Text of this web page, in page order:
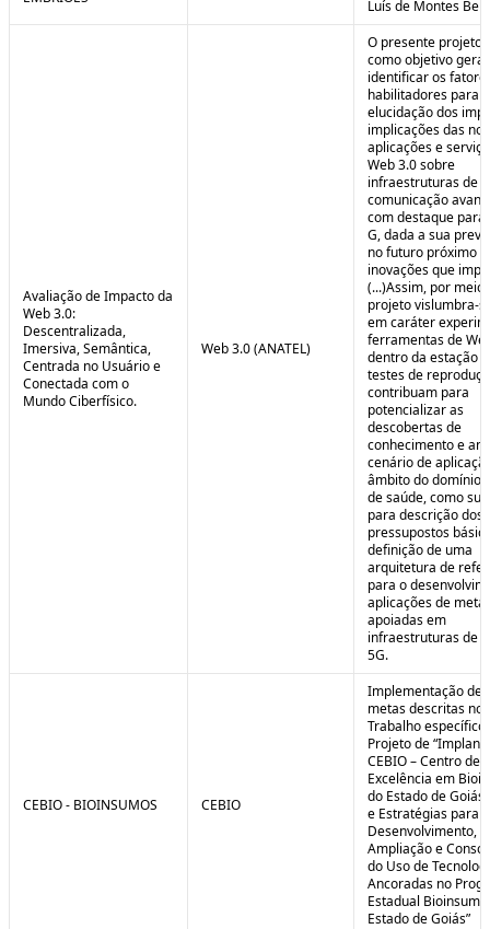
Luís de Montes
Avaliação de Impacto da
Web 3.0:
Descentralizada,
Imersiva, Semântica,
Centrada no Usuário e
Conectada com o
Mundo Ciberfísico.
Web 3.0 (ANATEL)
O presente projeto
como objetivo geral
identificar os
habilitadores para a
elucidação dos
implicações das
aplicações e
Web 3.0 sobre
infraestruturas de
comunicação
com destaque para
G, dada a sua
no futuro próximo
inovações que
(...)Assim, por meio
projeto vislumbra-
em caráter
ferramentas de
dentro da estação
testes de
contribuam para
potencializar as
descobertas de
conhecimento e
cenário de
âmbito do domínio
de saúde, como
para descrição dos
pressupostos
definição de uma
arquitetura de
para o
aplicações de
apoiadas em
infraestruturas de
5G.
CEBIO - BIOINSUMOS CEBIO
Implementação de
metas descritas no
Trabalho específico
Projeto de
CEBIO – Centro de
Excelência em
do Estado de Goiás
e Estratégias para o
Desenvolvimento,
Ampliação e
do Uso de
Ancoradas no
Estadual
Estado de Goiás”